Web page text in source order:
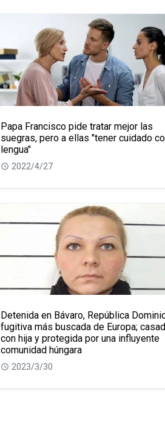
Papa Francisco pide tratar mejor las
suegras, pero a ellas "tener cuidado
lengua"
2022/4/27
Detenida en Bávaro, República
fugitiva más buscada de Europa;
con hija y protegida por una influyente
comunidad húngara
2023/3/30